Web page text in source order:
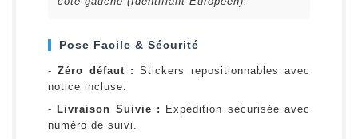
Pose Facile & Sécurité
-Zéro défaut : Stickers repositionnables avec
notice incluse.
- Livraison Suivie :
Expédition sécurisée avec
numéro de suivi.